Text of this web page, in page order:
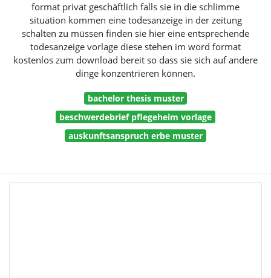
format privat geschäftlich falls sie in die schlimme
situation kommen eine todesanzeige in der zeitung
schalten zu müssen finden sie hier eine entsprechende
todesanzeige vorlage diese stehen im word format
kostenlos zum download bereit so dass sie sich auf andere
dinge konzentrieren können.
bachelor thesis muster
beschwerdebrief pflegeheim vorlage
auskunftsanspruch erbe muster